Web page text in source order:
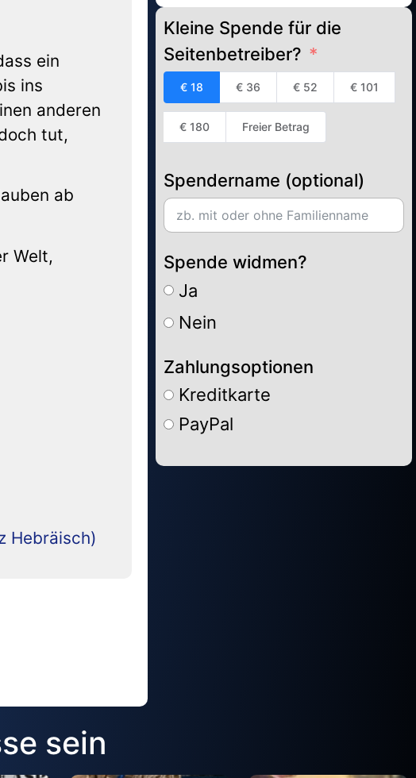
ein
ins
anderen
tut,
ab
Welt,
Hebräisch)
Kleine Spende für die
Seitenbetreiber?
€ 18 € 36 € 52 € 101
€ 180 Freier Betrag
Spendername (optional)
Spende widmen?
Ja
Nein
Zahlungsoptionen
Kreditkarte
PayPal
Alternative:
sein